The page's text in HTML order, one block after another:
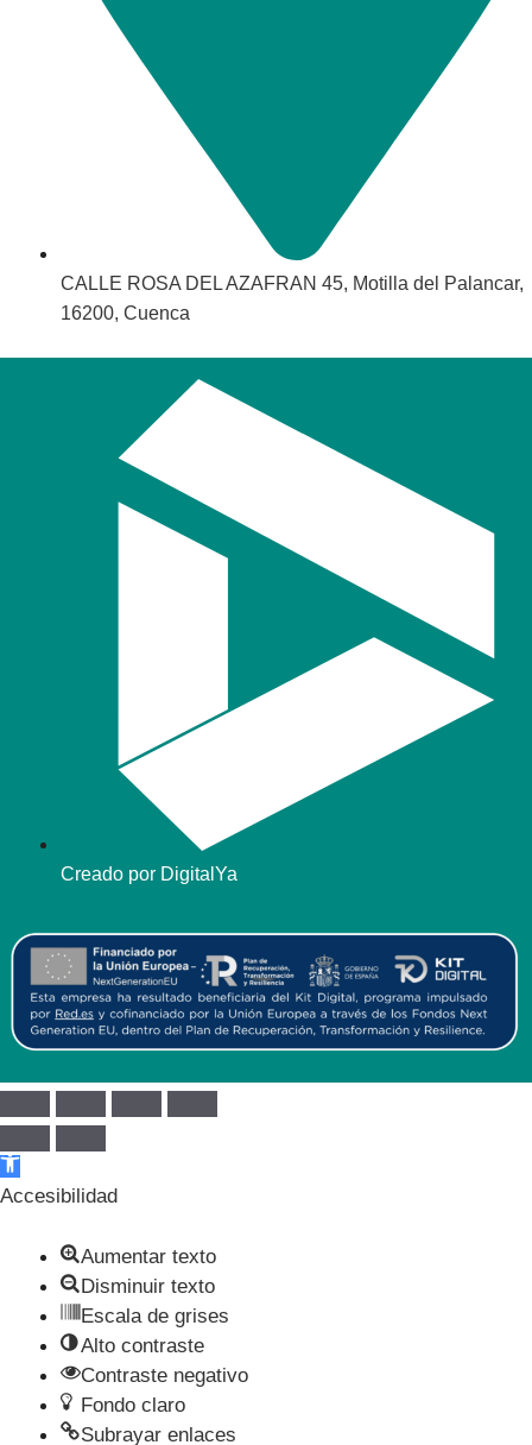
CALLE ROSA DEL AZAFRAN 45, Motilla del Palancar,
16200, Cuenca
Creado por DigitalYa
Abrir barra de herramientas
Accesibilidad
Aumentar texto
Disminuir texto
Escala de grises
Alto contraste
Contraste negativo
Fondo claro
Subrayar enlaces